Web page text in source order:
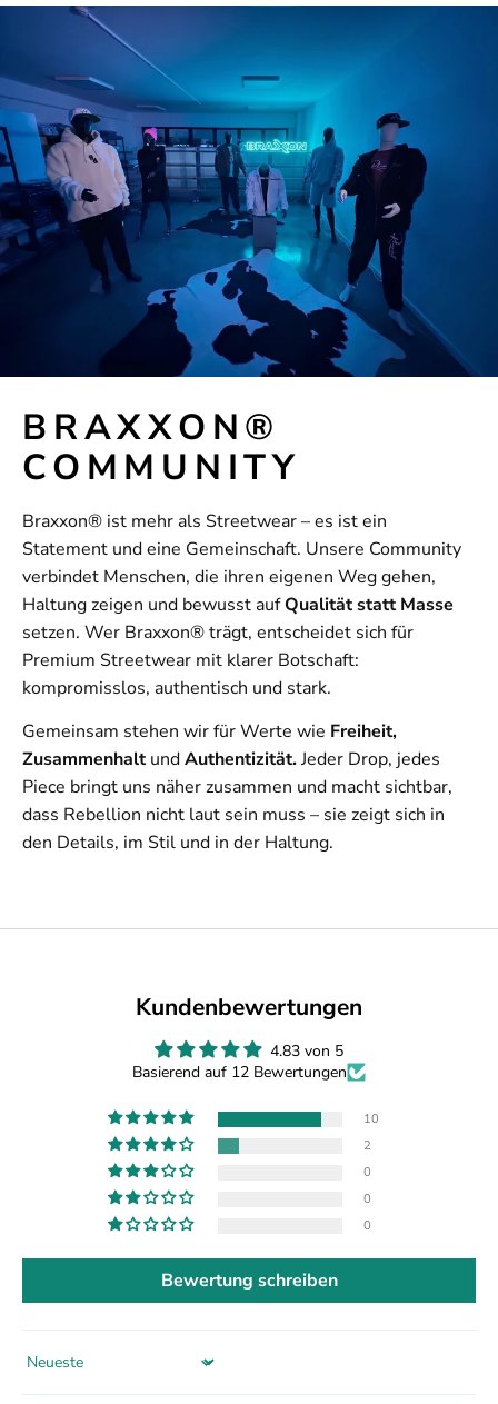
BRAXXON®
COMMUNITY
Braxxon® ist mehr als Streetwear – es ist ein
Statement und eine Gemeinschaft. Unsere Community
verbindet Menschen, die ihren eigenen Weg gehen,
Haltung zeigen und bewusst aufQualität statt Masse
setzen. Wer Braxxon® trägt, entscheidet sich für
Premium Streetwear mit klarer Botschaft:
kompromisslos, authentisch und stark.
Gemeinsam stehen wir für Werte wie Freiheit,
ZusammenhaltundAuthentizität.Jeder Drop, jedes
Piece bringt uns näher zusammen und macht sichtbar,
dass Rebellion nicht laut sein muss – sie zeigt sich in
den Details, im Stil und in der Haltung.
Kundenbewertungen
4.83 von 5
Basierend auf 12 Bewertungen
10
2
0
0
0
Bewertung schreiben
Sort by